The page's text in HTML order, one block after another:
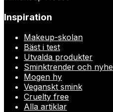
Inspiration
Makeup-skolan
Bäst i test
Utvalda produkter
Sminktrender och
Mogen hy
Veganskt smink
Cruelty free
Alla artiklar